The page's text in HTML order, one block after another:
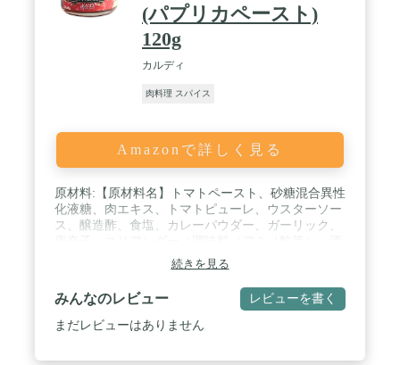
(パプリカペースト)
120g
カルディ
肉料理 スパイス
Amazonで詳しく見る
原材料:【原材料名】トマトペースト、砂糖混合異性
化液糖、肉エキス、トマトピューレ、ウスターソー
ス、醸造酢、食塩、カレーパウダー、ガーリック、
精、増粘剤（加工デンプン、キサンタン）、カラメ
ル色素、酸化防止剤（ビタミンE）、香辛料抽出
物、甘味料（カンゾウ）、（一部に小麦、大豆、鶏
肉、りんごを含む） / 内容量:【内容量】62ｇ（31ｇ
×2袋） / 商品サイズ(高さx奥行x幅):19cm×12cm×3cm
続きを見る
みんなのレビュー レビューを書く
まだレビューはありません